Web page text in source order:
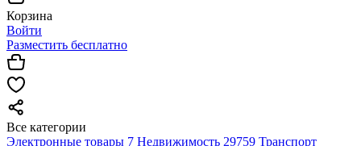
Корзина
Войти
Разместить бесплатно
Все категории
Электронные товары 7 Недвижимость 29759 Транспорт